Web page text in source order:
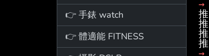
👉 手錶 watch
👉 體適能 FITNESS
→
推
推
推
推
→